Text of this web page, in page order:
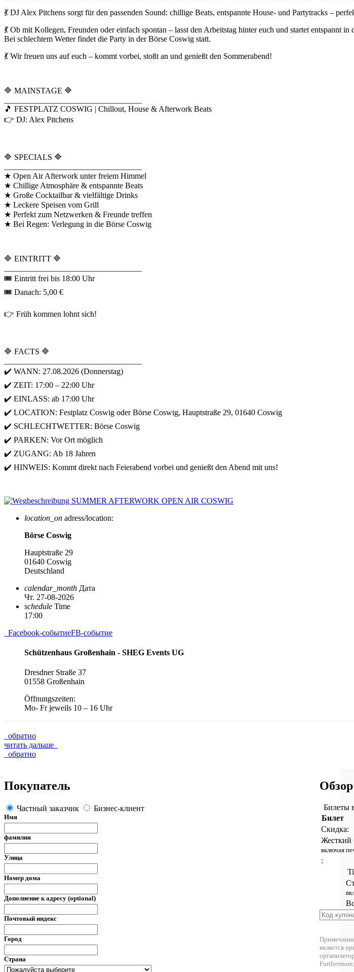
💃 DJ Alex Pitchens sorgt für den passenden Sound: chillige Beats, entspannte House- und Partytracks –
💃 Ob mit Kollegen, Freunden oder einfach spontan – lasst den Arbeitstag hinter euch und startet entspannt in
Bei schlechtem Wetter findet die Party in der Börse Coswig statt.
💃 Wir freuen uns auf euch – kommt vorbei, stoßt an und genießt den Sommerabend!
🔷 MAINSTAGE 🔷
🎵 FESTPLATZ COSWIG | Chillout, House & Afterwork Beats
👉 DJ: Alex Pitchens
🔷 SPECIALS 🔷
★ Open Air Afterwork unter freiem Himmel
★ Chillige Atmosphäre & entspannte Beats
★ Große Cocktailbar & vielfältige Drinks
★ Leckere Speisen vom Grill
★ Perfekt zum Netzwerken & Freunde treffen
★ Bei Regen: Verlegung in die Börse Coswig
🔷 EINTRITT 🔷
🎟 Eintritt frei bis 18:00 Uhr
🎟 Danach: 5,00 €
👉 Früh kommen lohnt sich!
🔷 FACTS 🔷
✔️ WANN: 27.08.2026 (Donnerstag)
✔️ ZEIT: 17:00 – 22:00 Uhr
✔️ EINLASS: ab 17:00 Uhr
✔️ LOCATION: Festplatz Coswig oder Börse Coswig, Hauptstraße 29, 01640 Coswig
✔️ SCHLECHTWETTER: Börse Coswig
✔️ PARKEN: Vor Ort möglich
✔️ ZUGANG: Ab 18 Jahren
✔️ HINWEIS: Kommt direkt nach Feierabend vorbei und genießt den Abend mit uns!
location_on adress/location:
Börse Coswig
Hauptstraße 29
01640 Coswig
Deutschland
calendar_month Дата
Чт. 27-08-2026
schedule Time
17:00
Facebook-событиеFB-событие
Schützenhaus Großenhain - SHEG Events UG
Dresdner Straße 37
01558 Großenhain
Öffnungszeiten:
Mo- Fr jeweils 10 – 16 Uhr
обратно
читать дальше
обратно
Покупатель
Частный заказчик Бизнес-клиент
Имя
фамилия
Улица
Номер дома
Дополнение к адресу (optional)
Почтовый индекс
Город
Страна
Обзор
Билеты
Билет
Скидка:
Жесткий
включая
:
является